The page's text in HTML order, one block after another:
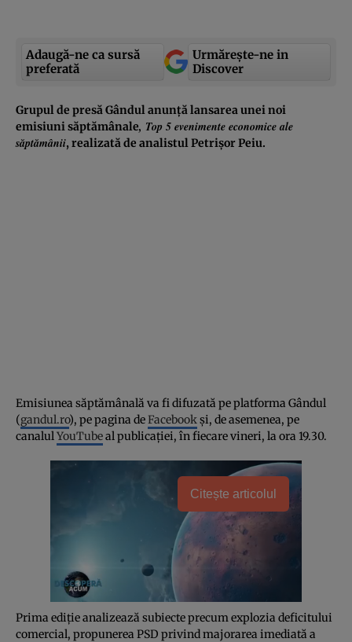
Adaugă-ne ca sursă
preferată
Urmărește-ne in
Discover
Grupul de presă Gândul anunță lansarea unei noi
emisiuni săptămânale, Top 5 evenimente economice ale
săptămânii, realizată de analistul Petrișor Peiu.
Emisiunea săptămânală va fi difuzată pe platforma Gândul
(gandul.ro), pe pagina deFacebookși, de asemenea, pe
canalulYouTubeal publicației, în fiecare vineri, la ora 19.30.
Citește articolul
Prima ediție analizează subiecte precum explozia deficitului
comercial, propunerea PSD privind majorarea imediată a